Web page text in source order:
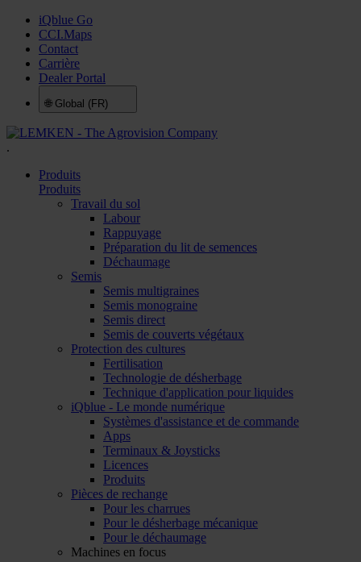
iQblue Go
CCI.Maps
Contact
Carrière
Dealer Portal
🌐 Global (FR)
.
Produits
Produits
Travail du sol
Labour
Rappuyage
Préparation du lit de semences
Déchaumage
Semis
Semis multigraines
Semis monograine
Semis direct
Semis de couverts végétaux
Protection des cultures
Fertilisation
Technologie de désherbage
Technique d'application pour liquides
iQblue - Le monde numérique
Systèmes d'assistance et de commande
Apps
Terminaux & Joysticks
Licences
Produits
Pièces de rechange
Pour les charrues
Pour le désherbage mécanique
Pour le déchaumage
Machines en focus